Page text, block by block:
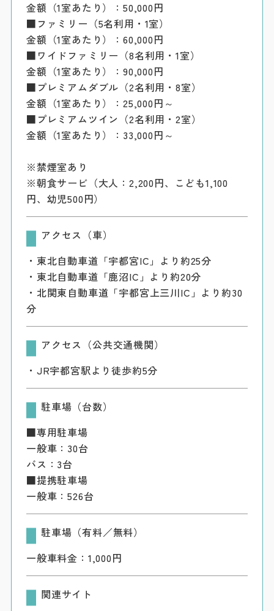
金額（1室あたり）：50,000円
■ファミリー（5名利用・1室）
金額（1室あたり）：60,000円
■ワイドファミリー（8名利用・1室）
金額（1室あたり）：90,000円
■プレミアムダブル（2名利用・8室）
金額（1室あたり）：25,000円～
■プレミアムツイン（2名利用・2室）
金額（1室あたり）：33,000円～
※禁煙室あり
※朝食サービ（大人：2,200円、こども1,100
円、幼児500円）
アクセス（車）
・東北自動車道「宇都宮IC」より約25分
・東北自動車道「鹿沼IC」より約20分
・北関東自動車道「宇都宮上三川IC」より約30
分
アクセス（公共交通機関）
・JR宇都宮駅より徒歩約5分
駐車場（台数）
■専用駐車場
一般車：30台
バス：3台
■提携駐車場
一般車：526台
駐車場（有料／無料）
一般車料金：1,000円
関連サイト